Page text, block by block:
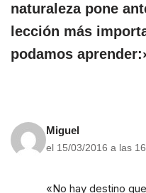
naturaleza pone
lección más
podamos
Miguel
el 15/03/2016 a las
«No hay destino